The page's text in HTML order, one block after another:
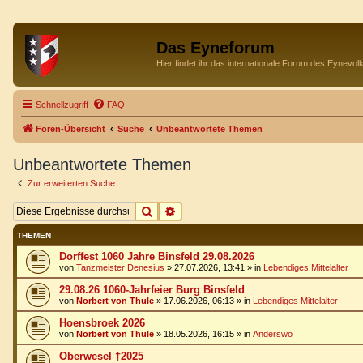
Das Eyneforum
Hier findet ihr das internationale Forum des
Schnellzugriff FAQ
Foren-Übersicht Suche Unbeantwortete Themen
Unbeantwortete Themen
Zur erweiterten Suche
Suche
THEMEN
Dorffest 1060 Jahre Binsfeld 29.08.2026
von Tanzmeister Denesius » 27.07.2026, 13:41 » in Lebendiges Mittelalter
29.08.26 1060-Jahrfeier Burg Binsfeld
von Norbert von Thule » 17.06.2026, 06:13 » in Lebendiges Mittelalter
Hoensbroek 2026
von Norbert von Thule » 18.05.2026, 16:15 » in Anderswo
Oberwesel †2025